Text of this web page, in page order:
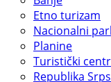
Etno turizam
Nacionalni
Planine
Turistički
Republika